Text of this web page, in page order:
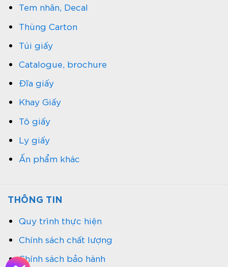
Tem nhãn, Decal
Thùng Carton
Túi giấy
Catalogue, brochure
Đĩa giấy
Khay Giấy
Tô giấy
Ly giấy
Ấn phẩm khác
THÔNG TIN
Quy trình thực hiện
Chính sách chất lượng
Chính sách bảo hành